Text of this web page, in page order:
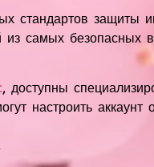
стандартов защиты
самых безопасных
, доступны
настроить